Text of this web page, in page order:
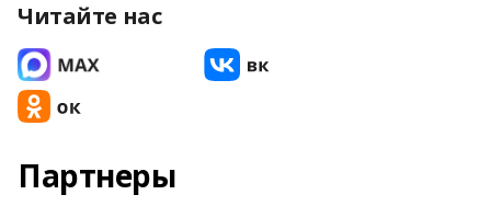
Читайте нас
Партнеры